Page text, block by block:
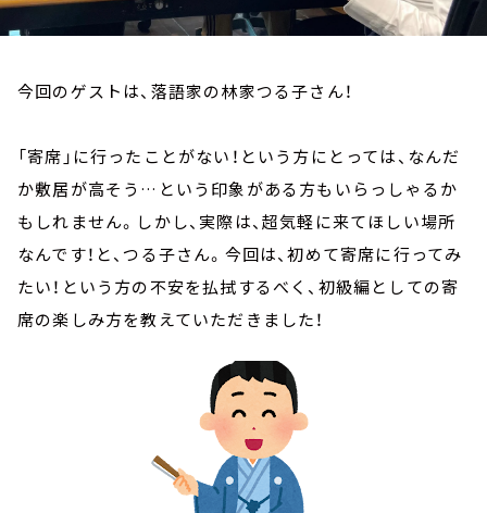
今回のゲストは、落語家の林家つる子さん！
「寄席」に行ったことがない！という方にとっては、なんだ
か敷居が高そう…という印象がある方もいらっしゃるか
もしれません。しかし、実際は、超気軽に来てほしい場所
なんです！と、つる子さん。今回は、初めて寄席に行ってみ
たい！という方の不安を払拭するべく、初級編としての寄
席の楽しみ方を教えていただきました！